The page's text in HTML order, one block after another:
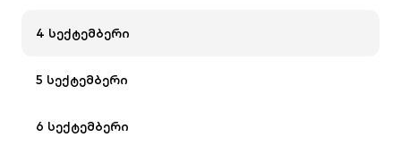
4 სექტემბერი
5 სექტემბერი
6 სექტემბერი